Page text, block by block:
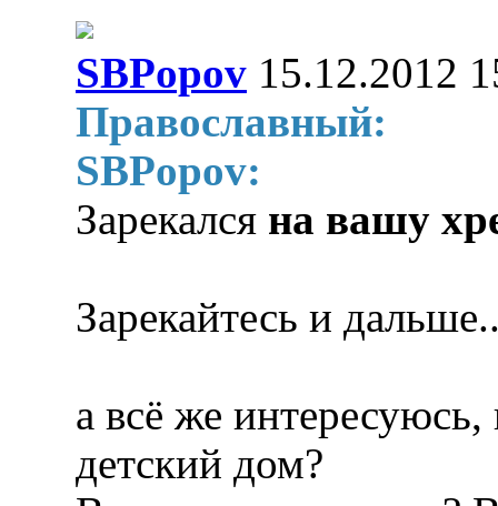
SBPopov 15.12.2012
Православный:
SBPopov:
Зарекался на вашу
Зарекайтесь и
а всё же
детский дом?